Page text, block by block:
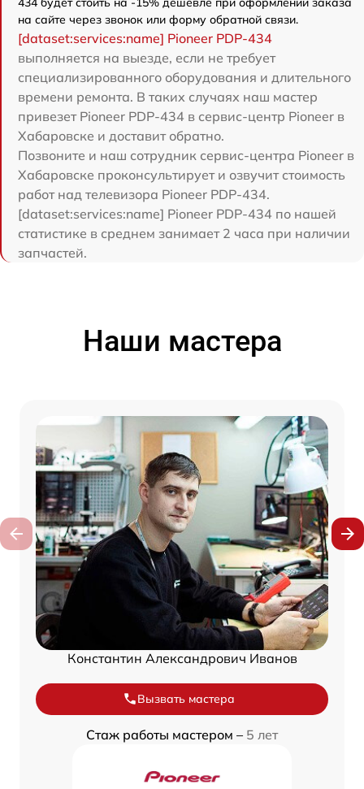
на сайте через звонок или форму обратной связи.
[dataset:services:name] Pioneer PDP-434
выполняется на выезде, если не требует
специализированного оборудования и длительного
времени ремонта. В таких случаях наш мастер
привезет Pioneer PDP-434 в сервис-центр Pioneer в
Хабаровске и доставит обратно.
Позвоните и наш сотрудник сервис-центра Pioneer в
Хабаровске проконсультирует и озвучит стоимость
работ над телевизора Pioneer PDP-434.
[dataset:services:name] Pioneer PDP-434 по нашей
статистике в среднем занимает 2 часа при наличии
запчастей.
Наши мастера
Константин Александрович Иванов
Вызвать мастера
Стаж работы мастером – 5 лет